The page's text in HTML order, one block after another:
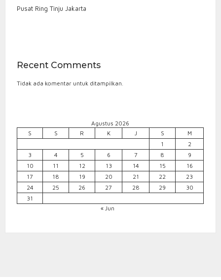
Pusat Ring Tinju Jakarta
Recent Comments
Tidak ada komentar untuk ditampilkan.
Agustus 2026
S
S R K J S
M
1
2
3
4 5 6 7 8
9
10
11 12 13 14 15
16
17
18 19 20 21 22
23
24
25 26 27 28 29
30
31
« Jun